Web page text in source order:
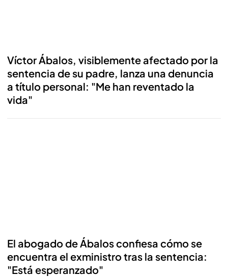
Víctor Ábalos, visiblemente afectado por la
sentencia de su padre, lanza una denuncia
a título personal: "Me han reventado la
vida"
El abogado de Ábalos confiesa cómo se
encuentra el exministro tras la sentencia:
"Está esperanzado"